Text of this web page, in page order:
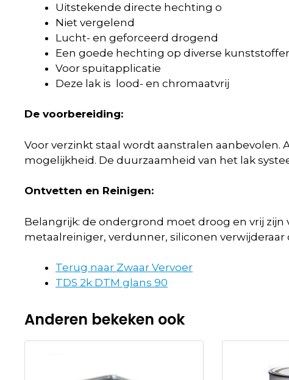
Uitstekende directe hechting o
Niet vergelend
Lucht- en geforceerd drogend
Een goede hechting op diverse
Voor spuitapplicatie
Deze lak is lood- en chromaatvrij
De voorbereiding:
Voor verzinkt staal wordt aanstralen
mogelijkheid. De duurzaamheid van het lak
Ontvetten en Reinigen:
Belangrijk: de ondergrond moet droog en vrij
metaalreiniger, verdunner, siliconen
Terug naar Zwaar Vervoer
TDS 2k DTM glans 90
Anderen bekeken ook